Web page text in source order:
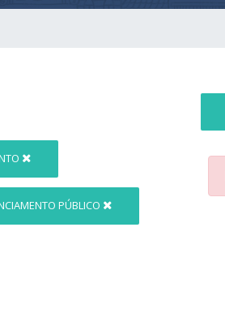
PÚBLICO